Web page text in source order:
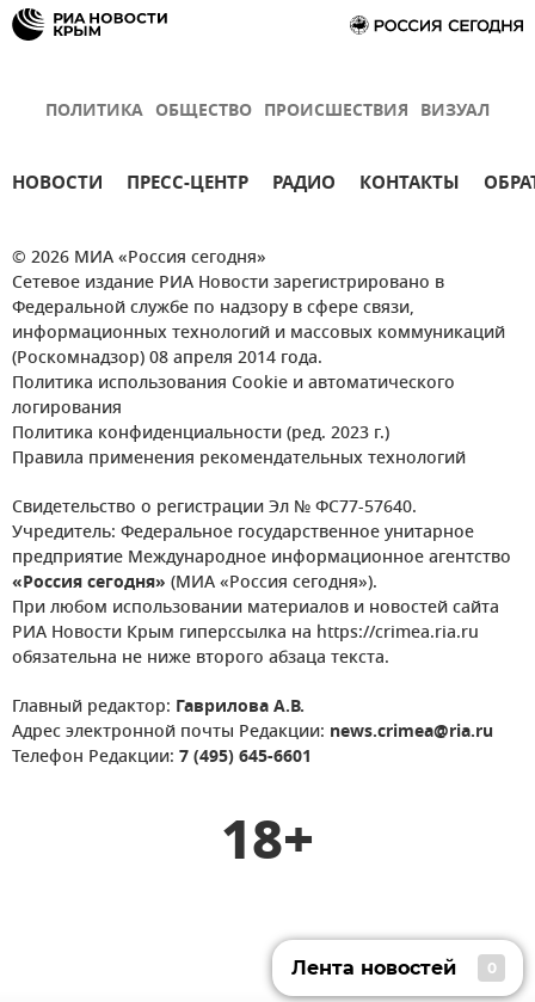
ПОЛИТИКА ОБЩЕСТВО ПРОИСШЕСТВИЯ ВИЗУАЛ
НОВОСТИ ПРЕСС-ЦЕНТР РАДИО КОНТАКТЫ
© 2026 МИА «Россия сегодня»
Сетевое издание РИА Новости зарегистрировано в
Федеральной службе по надзору в сфере связи,
информационных технологий и массовых коммуникаций
(Роскомнадзор) 08 апреля 2014 года.
Политика использования Cookie и автоматического
логирования
Политика конфиденциальности (ред. 2023 г.)
Правила применения рекомендательных технологий
Свидетельство о регистрации Эл № ФС77-57640.
Учредитель: Федеральное государственное унитарное
предприятие Международное информационное агентство
«Россия сегодня» (МИА «Россия сегодня»).
При любом использовании материалов и новостей сайта
РИА Новости Крым гиперссылка на https://crimea.ria.ru
обязательна не ниже второго абзаца текста.
Главный редактор: Гаврилова А.В.
Адрес электронной почты Редакции: news.crimea@ria.ru
Телефон Редакции: 7 (495) 645-6601
18+
Лента новостей 0